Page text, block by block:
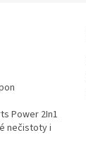
Power 2In1
nečistoty i